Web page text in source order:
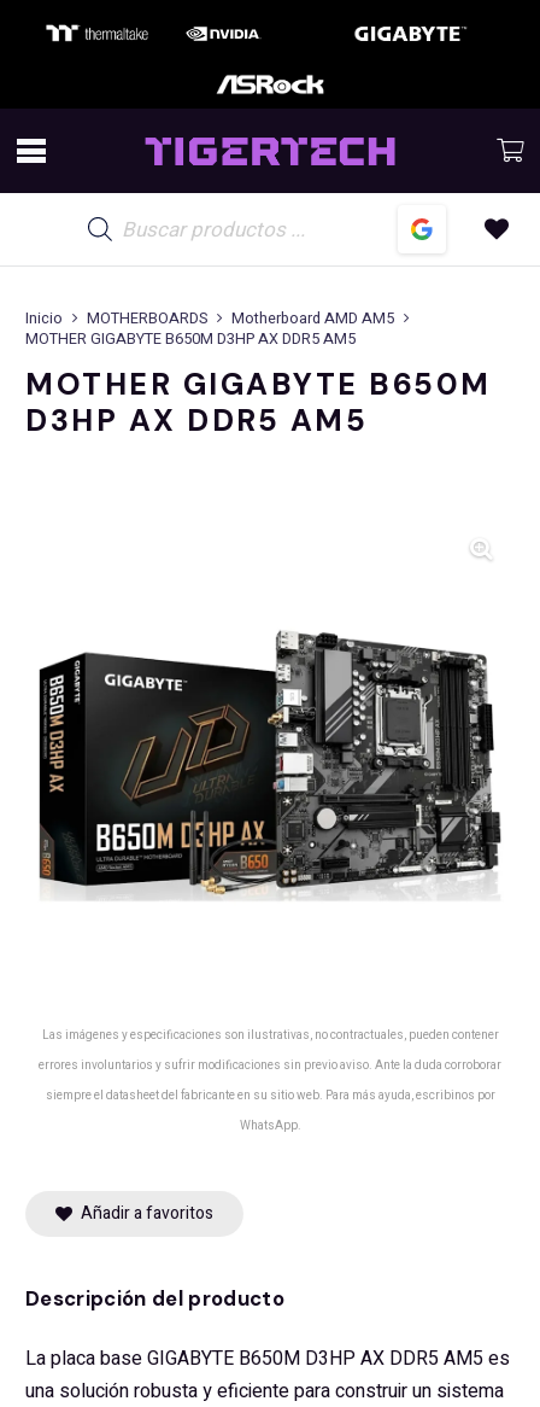
de
productos
Inicio MOTHERBOARDS
Motherboard AMD AM5
MOTHER GIGABYTE B650M D3HP AX DDR5 AM5
MOTHER GIGABYTE B650M
D3HP AX DDR5 AM5
Las imágenes y especificaciones son ilustrativas, no contractuales, pueden contener
errores involuntarios y sufrir modificaciones sin previo aviso. Ante la duda corroborar
siempre el datasheet del fabricante en su sitio web. Para más ayuda, escribinos por
WhatsApp.
Añadir a favoritos
Descripción del producto
La placa base GIGABYTE B650M D3HP AX DDR5 AM5 es
una solución robusta y eficiente para construir un sistema